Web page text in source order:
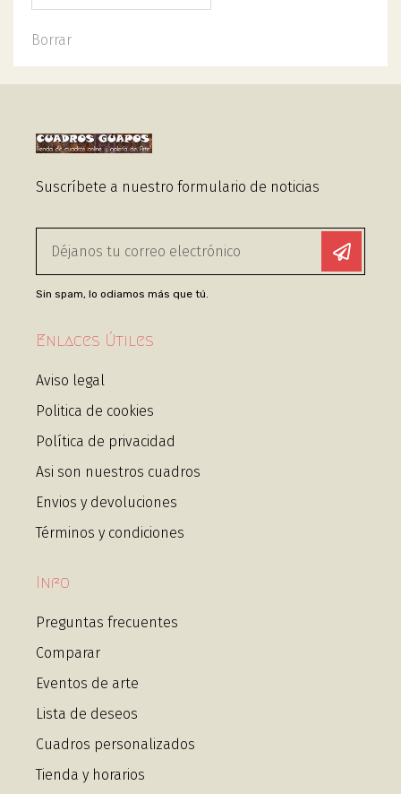
Borrar
Suscríbete a nuestro formulario de noticias
Sin spam, lo odiamos más que tú.
Enlaces Útiles
Aviso legal
Politica de cookies
Política de privacidad
Asi son nuestros cuadros
Envios y devoluciones
Términos y condiciones
Info
Preguntas frecuentes
Comparar
Eventos de arte
Lista de deseos
Cuadros personalizados
Tienda y horarios